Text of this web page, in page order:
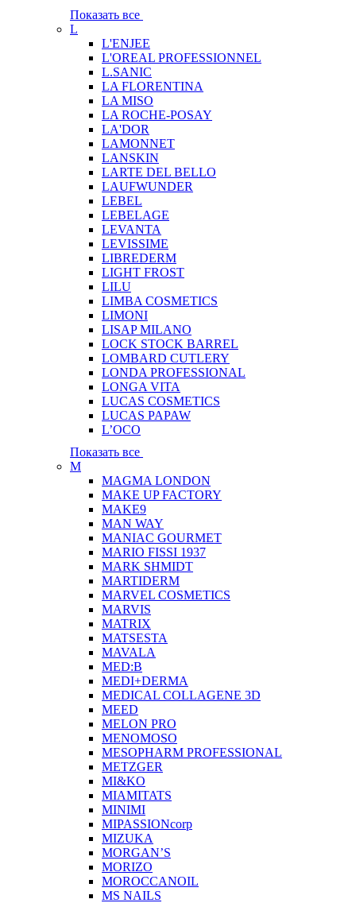
Показать все
L
L'ENJEE
L'OREAL PROFESSIONNEL
L.SANIC
LA FLORENTINA
LA MISO
LA ROCHE-POSAY
LA'DOR
LAMONNET
LANSKIN
LARTE DEL BELLO
LAUFWUNDER
LEBEL
LEBELAGE
LEVANTA
LEVISSIME
LIBREDERM
LIGHT FROST
LILU
LIMBA COSMETICS
LIMONI
LISAP MILANO
LOCK STOCK BARREL
LOMBARD CUTLERY
LONDA PROFESSIONAL
LONGA VITA
LUCAS COSMETICS
LUCAS PAPAW
L’OCO
Показать все
M
MAGMA LONDON
MAKE UP FACTORY
MAKE9
MAN WAY
MANIAC GOURMET
MARIO FISSI 1937
MARK SHMIDT
MARTIDERM
MARVEL COSMETICS
MARVIS
MATRIX
MATSESTA
MAVALA
MED:B
MEDI+DERMA
MEDICAL COLLAGENE 3D
MEED
MELON PRO
MENOMOSO
MESOPHARM PROFESSIONAL
METZGER
MI&KO
MIAMITATS
MINIMI
MIPASSIONcorp
MIZUKA
MORGAN’S
MORIZO
MOROCCANOIL
MS NAILS